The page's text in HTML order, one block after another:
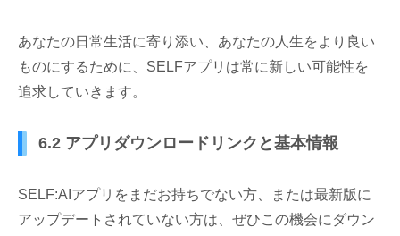
あなたの日常生活に寄り添い、あなたの人生をより良い
ものにするために、SELFアプリは常に新しい可能性を
追求していきます。
6.2 アプリダウンロードリンクと基本情報
SELF:AIアプリをまだお持ちでない方、または最新版に
アップデートされていない方は、ぜひこの機会にダウン